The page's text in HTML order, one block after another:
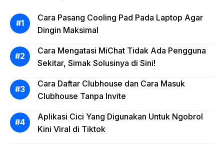
Cara Pasang Cooling Pad Pada Laptop Agar
Dingin Maksimal
Cara Mengatasi MiChat Tidak Ada Pengguna
Sekitar, Simak Solusinya di Sini!
Cara Daftar Clubhouse dan Cara Masuk
Clubhouse Tanpa Invite
Aplikasi Cici Yang Digunakan Untuk Ngobrol
Kini Viral di Tiktok